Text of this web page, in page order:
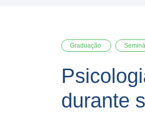
Graduação
durante